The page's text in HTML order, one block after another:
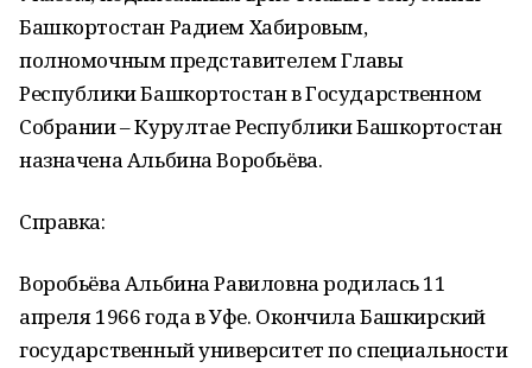
Башкортостан Радием Хабировым,
полномочным представителем Главы
Республики Башкортостан в Государственном
Собрании – Курултае Республики Башкортостан
назначена Альбина Воробьёва.
Справка:
Воробьёва Альбина Равиловна родилась 11
апреля 1966 года в Уфе. Окончила Башкирский
государственный университет по специальности